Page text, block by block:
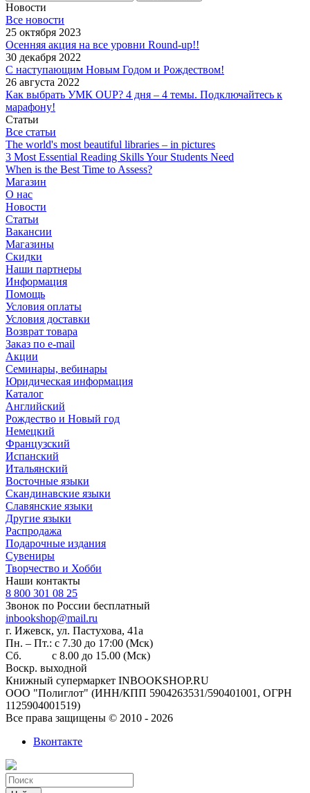
Новости
Все новости
25 октября 2023
Осенняя акция на все уровни Round-up!!
30 декабря 2022
С наступающим Новым Годом и Рождеством!
26 августа 2022
Как выбрать УМК OUP? 4 дня – 4 темы. Подключайтесь к
марафону!
Статьи
Все статьи
The world's most beautiful libraries – in pictures
3 Most Essential Reading Skills Your Students Need
When is the Best Time to Assess?
Магазин
О нас
Новости
Статьи
Вакансии
Магазины
Скидки
Наши партнеры
Информация
Помощь
Условия оплаты
Условия доставки
Возврат товара
Заказ по e-mail
Акции
Семинары, вебинары
Юридическая информация
Каталог
Английский
Рождество и Новый год
Немецкий
Французский
Испанский
Итальянский
Восточные языки
Скандинавские языки
Славянские языки
Другие языки
Распродажа
Подарочные издания
Сувениры
Творчество и Хобби
Наши контакты
8 800 301 08 25
Звонок по России бесплатный
inbookshop@mail.ru
г. Ижевск, ул. ​Пастухова, 41а
Пн. – Пт.: с 7.30 до 17:00 (Мск)
Сб. с 8.00 до 15.00 (Мск)
Воскр. выходной
Книжный супермаркет INBOOKSHOP.RU
ООО "Полиглот" (ИНН/КПП 5904263531/590401001, ОГРН
1125904001519)
Все права защищены © 2010 - 2026
Вконтакте